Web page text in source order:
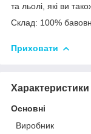
та льолі, які ви
Склад: 100%
Приховати
Характеристики
Основні
Виробник